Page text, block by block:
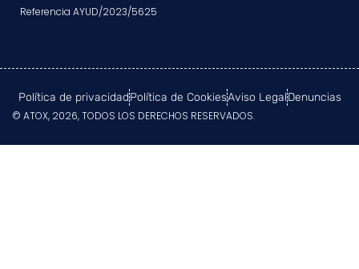
Referencia AYUD/2023/5625
© ATOX, 2026, TODOS LOS DERECHOS RESERVADOS.
Política de privacidadPolítica de CookiesAviso LegalDenuncias